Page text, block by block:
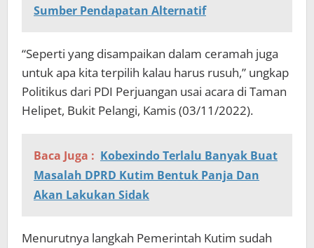
Sumber Pendapatan Alternatif
“Seperti yang disampaikan dalam ceramah juga
untuk apa kita terpilih kalau harus rusuh,” ungkap
Politikus dari PDI Perjuangan usai acara di Taman
Helipet, Bukit Pelangi, Kamis (03/11/2022).
Baca Juga : Kobexindo Terlalu Banyak Buat
Masalah DPRD Kutim Bentuk Panja Dan
Akan Lakukan Sidak
Menurutnya langkah Pemerintah Kutim sudah